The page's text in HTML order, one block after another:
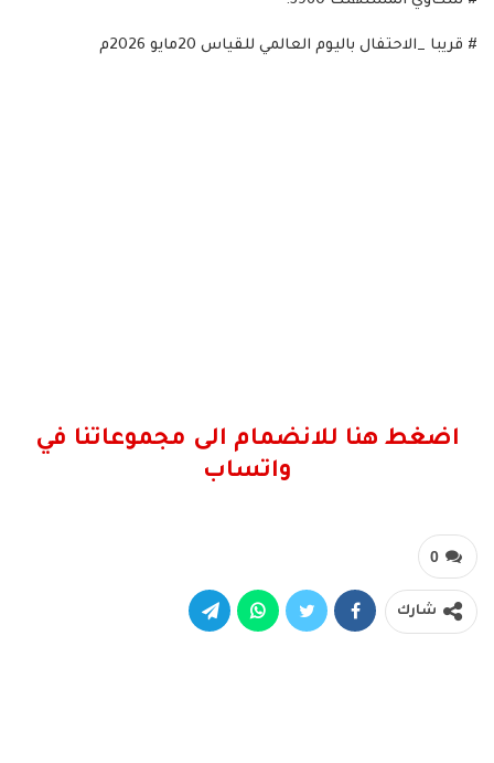
# قريبا _الاحتفال باليوم العالمي للقياس 20مايو 2026م
اضغط هنا للانضمام الى مجموعاتنا في
واتساب
0
شارك